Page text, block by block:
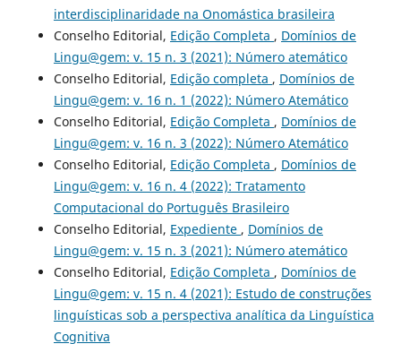
interdisciplinaridade na Onomástica brasileira
Conselho Editorial, Edição Completa , Domínios de
Lingu@gem: v. 15 n. 3 (2021): Número atemático
Conselho Editorial, Edição completa , Domínios de
Lingu@gem: v. 16 n. 1 (2022): Número Atemático
Conselho Editorial, Edição Completa , Domínios de
Lingu@gem: v. 16 n. 3 (2022): Número Atemático
Conselho Editorial, Edição Completa , Domínios de
Lingu@gem: v. 16 n. 4 (2022): Tratamento
Computacional do Português Brasileiro
Conselho Editorial, Expediente , Domínios de
Lingu@gem: v. 15 n. 3 (2021): Número atemático
Conselho Editorial, Edição Completa , Domínios de
Lingu@gem: v. 15 n. 4 (2021): Estudo de construções
linguísticas sob a perspectiva analítica da Linguística
Cognitiva